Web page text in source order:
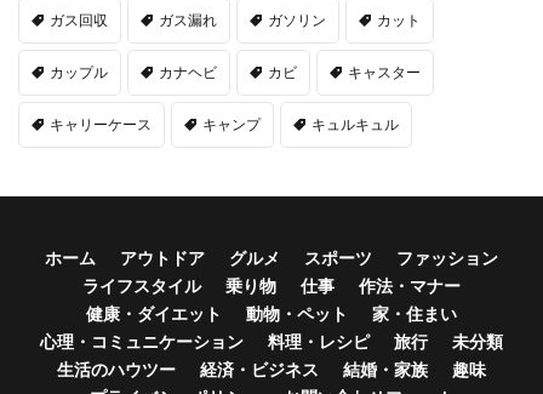
ガス回収 ガス漏れ ガソリン カット
カップル カナヘビ カビ キャスター
キャリーケース キャンプ キュルキュル
ホーム アウトドア グルメ スポーツ
ファッション
ライフスタイル
乗り物 仕事
作法・マナー
健康・ダイエット
動物・ペット
家・住まい
心理・コミュニケーション
料理・レシピ 旅行
未分類
生活のハウツー
経済・ビジネス 結婚・家族
趣味